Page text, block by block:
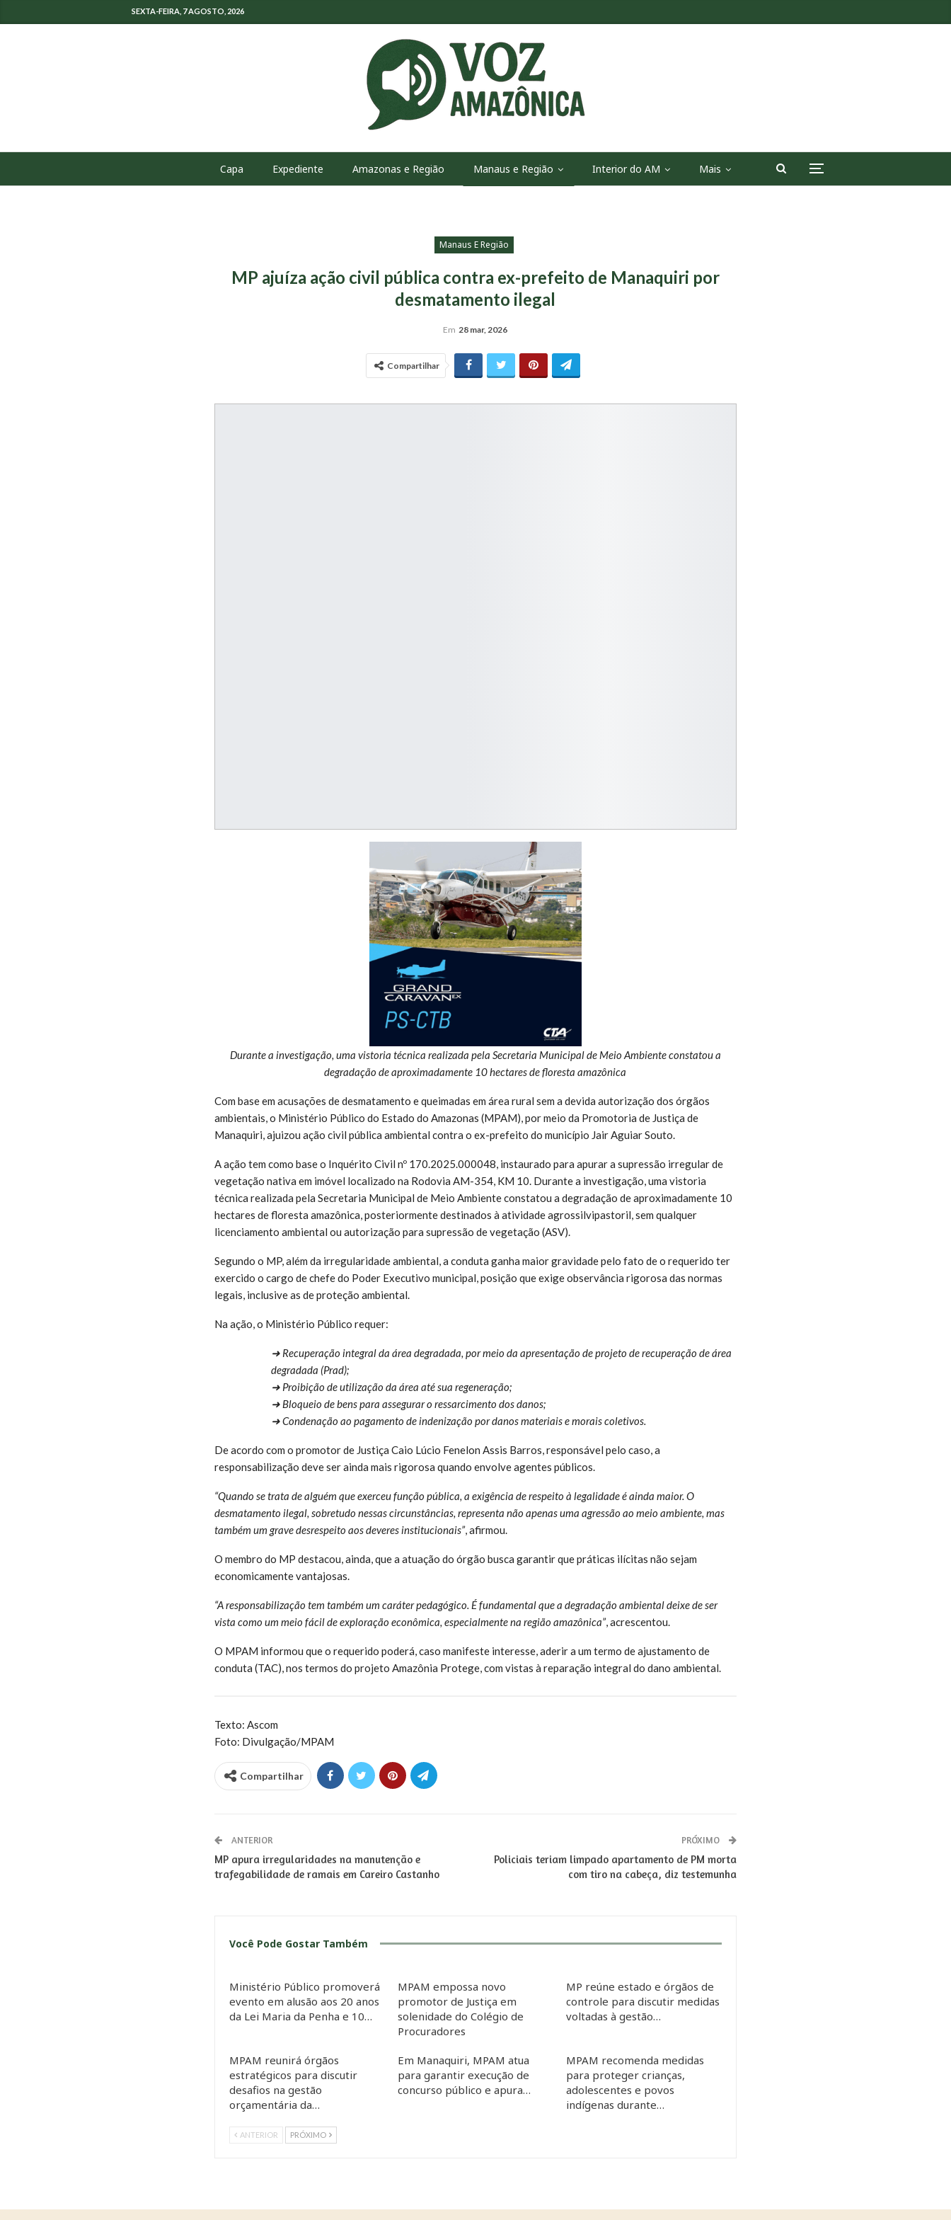
SEXTA-FEIRA, 7 AGOSTO, 2026
Capa Expediente Amazonas e Região Manaus e Região Interior do AM Mais
Manaus E Região
MP ajuíza ação civil pública contra ex-prefeito de Manaquiri por
desmatamento ilegal
Em 28 mar, 2026
Compartilhar
Durante a investigação, uma vistoria técnica realizada pela Secretaria Municipal de Meio Ambiente constatou a
degradação de aproximadamente 10 hectares de floresta amazônica
Com base em acusações de desmatamento e queimadas em área rural sem a devida autorização dos órgãos
ambientais, o Ministério Público do Estado do Amazonas (MPAM), por meio da Promotoria de Justiça de
Manaquiri, ajuizou ação civil pública ambiental contra o ex-prefeito do município Jair Aguiar Souto.
A ação tem como base o Inquérito Civil nº 170.2025.000048, instaurado para apurar a supressão irregular de
vegetação nativa em imóvel localizado na Rodovia AM-354, KM 10. Durante a investigação, uma vistoria
técnica realizada pela Secretaria Municipal de Meio Ambiente constatou a degradação de aproximadamente 10
hectares de floresta amazônica, posteriormente destinados à atividade agrossilvipastoril, sem qualquer
licenciamento ambiental ou autorização para supressão de vegetação (ASV).
Segundo o MP, além da irregularidade ambiental, a conduta ganha maior gravidade pelo fato de o requerido ter
exercido o cargo de chefe do Poder Executivo municipal, posição que exige observância rigorosa das normas
legais, inclusive as de proteção ambiental.
Na ação, o Ministério Público requer:
➜ Recuperação integral da área degradada, por meio da apresentação de projeto de recuperação de área
degradada (Prad);
➜ Proibição de utilização da área até sua regeneração;
➜ Bloqueio de bens para assegurar o ressarcimento dos danos;
➜ Condenação ao pagamento de indenização por danos materiais e morais coletivos.
De acordo com o promotor de Justiça Caio Lúcio Fenelon Assis Barros, responsável pelo caso, a
responsabilização deve ser ainda mais rigorosa quando envolve agentes públicos.
“Quando se trata de alguém que exerceu função pública, a exigência de respeito à legalidade é ainda maior. O
desmatamento ilegal, sobretudo nessas circunstâncias, representa não apenas uma agressão ao meio ambiente, mas
também um grave desrespeito aos deveres institucionais”, afirmou.
O membro do MP destacou, ainda, que a atuação do órgão busca garantir que práticas ilícitas não sejam
economicamente vantajosas.
“A responsabilização tem também um caráter pedagógico. É fundamental que a degradação ambiental deixe de ser
vista como um meio fácil de exploração econômica, especialmente na região amazônica”, acrescentou.
O MPAM informou que o requerido poderá, caso manifeste interesse, aderir a um termo de ajustamento de
conduta (TAC), nos termos do projeto Amazônia Protege, com vistas à reparação integral do dano ambiental.
Texto: Ascom
Foto: Divulgação/MPAM
Compartilhar
ANTERIOR
MP apura irregularidades na manutenção e
trafegabilidade de ramais em Careiro Castanho
PRÓXIMO
Policiais teriam limpado apartamento de PM morta
com tiro na cabeça, diz testemunha
Você Pode Gostar Também
Ministério Público promoverá
evento em alusão aos 20 anos
da Lei Maria da Penha e 10…
MPAM empossa novo
promotor de Justiça em
solenidade do Colégio de
Procuradores
MP reúne estado e órgãos de
controle para discutir medidas
voltadas à gestão…
MPAM reunirá órgãos
estratégicos para discutir
desafios na gestão
orçamentária da…
Em Manaquiri, MPAM atua
para garantir execução de
concurso público e apura…
MPAM recomenda medidas
para proteger crianças,
adolescentes e povos
indígenas durante…
ANTERIOR PRÓXIMO